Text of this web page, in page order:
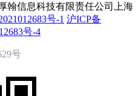
翰信息科技有限责任公司上海
号-1 沪ICP备
号-4
号